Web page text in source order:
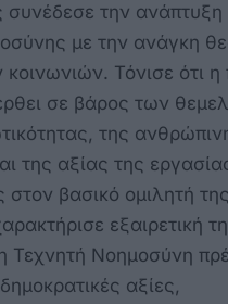
συνέδεσε την ανάπτυξη
με την ανάγκη
Τόνισε ότι η
σε βάρος των
της
της αξίας της
βασικό ομιλητή της
εξαιρετική τη
Τεχνητή Νοημοσύνη
αξίες,